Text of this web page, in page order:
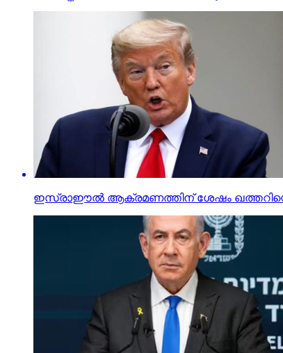
ഇസ്രാഈല്‍ ആക്രമണത്തിന് ശേഷം ഖത്തറിന്റെ